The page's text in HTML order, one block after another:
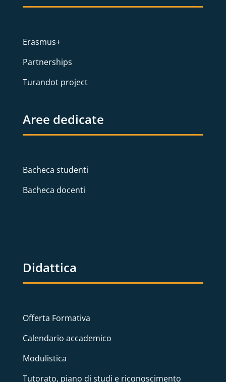
Erasmus+
Partnerships
Turandot project
Aree dedicate
Bacheca studenti
Bacheca docenti
Didattica
Offerta Formativa
Calendario accademico
Modulistica
Tutorato, piano di studi e riconoscimento